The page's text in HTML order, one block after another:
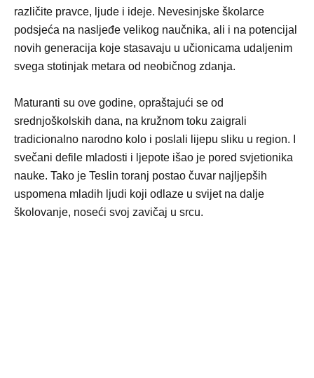
različite pravce, ljude i ideje. Nevesinjske školarce
podsjeća na nasljeđe velikog naučnika, ali i na potencijal
novih generacija koje stasavaju u učionicama udaljenim
svega stotinjak metara od neobičnog zdanja.
Maturanti su ove godine, opraštajući se od
srednjoškolskih dana, na kružnom toku zaigrali
tradicionalno narodno kolo i poslali lijepu sliku u region. I
svečani defile mladosti i ljepote išao je pored svjetionika
nauke. Tako je Teslin toranj postao čuvar najljepših
uspomena mladih ljudi koji odlaze u svijet na dalje
školovanje, noseći svoj zavičaj u srcu.